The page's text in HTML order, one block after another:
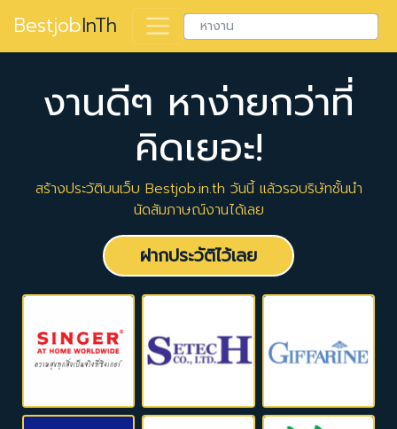
BestjobInTh
งานดีๆ หาง่ายกว่าที่
คิดเยอะ!
สร้างประวัติบนเว็บ Bestjob.in.th วันนี้ แล้วรอบริษัทชั้นนำ
นัดสัมภาษณ์งานได้เลย
ฝากประวัติไว้เลย